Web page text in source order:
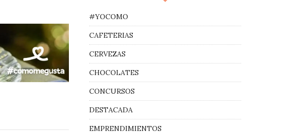
#YOCOMO
CAFETERIAS
CERVEZAS
CHOCOLATES
CONCURSOS
DESTACADA
EMPRENDIMIENTOS